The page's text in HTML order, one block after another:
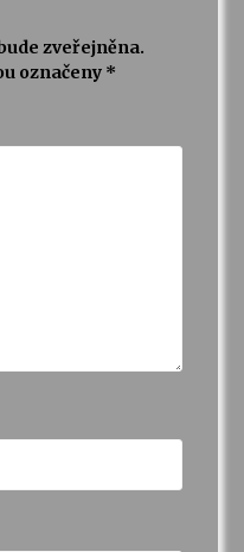
zveřejněna.
označeny *